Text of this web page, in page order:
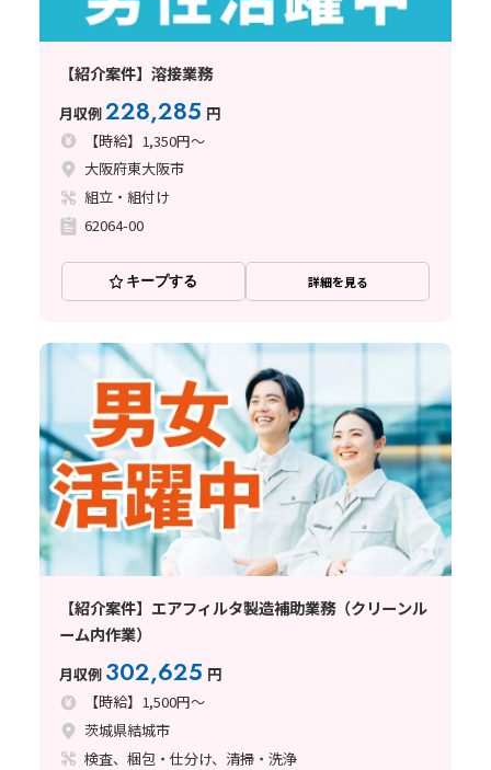
【紹介案件】溶接業務
月収例228,285 円
【時給】1,350円～
大阪府東大阪市
組立・組付け
62064-00
キープする 詳細を見る
【紹介案件】エアフィルタ製造補助業務（クリーンル
ーム内作業）
月収例 302,625 円
【時給】1,500円～
茨城県結城市
検査、梱包・仕分け、清掃・洗浄